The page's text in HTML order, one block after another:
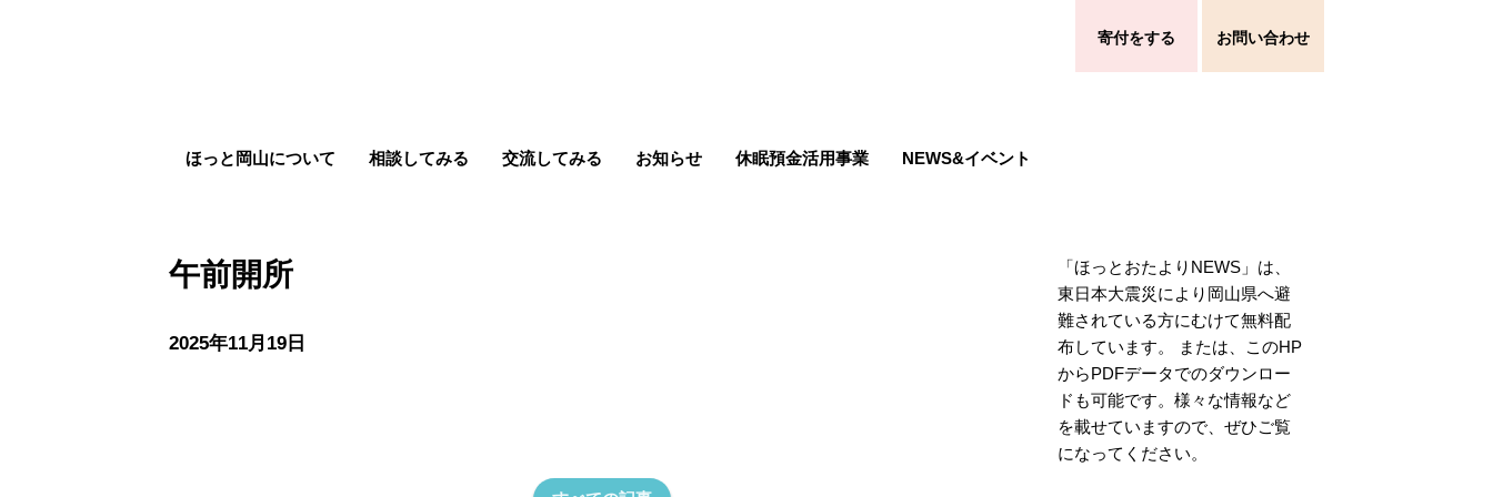
寄付をする お問い合わせ
ほっと岡山について 相談してみる 交流してみる お知らせ 休眠預金活用事業 NEWS&イベント
午前開所
2025年11月19日
「ほっとおたよりNEWS」は、
東日本大震災により岡山県へ避
難されている方にむけて無料配
布しています。 または、このHP
からPDFデータでのダウンロー
ドも可能です。様々な情報など
を載せていますので、ぜひご覧
になってください。